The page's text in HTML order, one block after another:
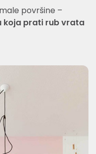
površine –
koja prati rub vrata